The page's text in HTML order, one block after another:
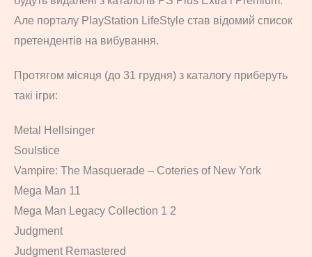
Але порталу PlayStation LifeStyle став відомий список
претендентів на вибування.
Протягом місяця (до 31 грудня) з каталогу приберуть
такі ігри:
Metal Hellsinger
Soulstice
Vampire: The Masquerade – Coteries of New York
Mega Man 11
Mega Man Legacy Collection 1 2
Judgment
Judgment Remastered